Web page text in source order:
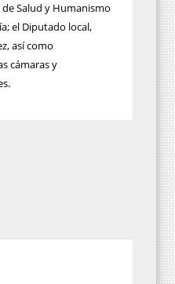
Salud y Humanismo
el Diputado local,
así como
cámaras y